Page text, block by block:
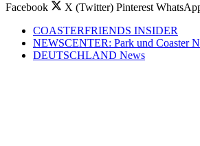
Facebook
X (Twitter) Pinterest
COASTERFRIENDS INSIDER
NEWSCENTER: Park und Coaster
DEUTSCHLAND News